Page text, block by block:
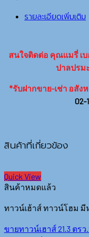
รายละเอียดเพิ่มเติม
สนใจติดต่อ คุณแมรี่ เ
ปาลปรม
*รับฝากขาย-เช่า อสั
02-
สินค้าที่เกี่ยวข้อง
Quick View
สินค้าหมดแล้ว
ทาวน์เฮ้าส์ ทาวน์โฮม มี
ขายทาวน์เฮาส์ 21.3 ตร